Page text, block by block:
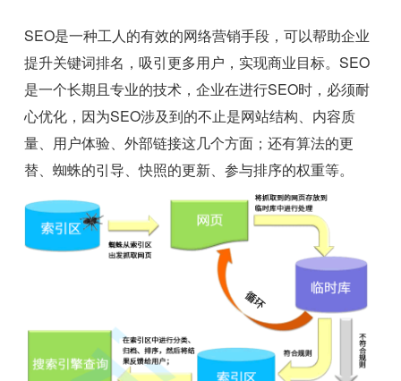
SEO是一种工人的有效的网络营销手段，可以帮助企业
提升关键词排名，吸引更多用户，实现商业目标。SEO
是一个长期且专业的技术，企业在进行SEO时，必须耐
心优化，因为SEO涉及到的不止是网站结构、内容质
量、用户体验、外部链接这几个方面；还有算法的更
替、蜘蛛的引导、快照的更新、参与排序的权重等。